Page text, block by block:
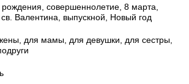
рождения, совершеннолетие, 8 марта,
Валентина, выпускной, Новый год
для мамы, для девушки, для сестры,